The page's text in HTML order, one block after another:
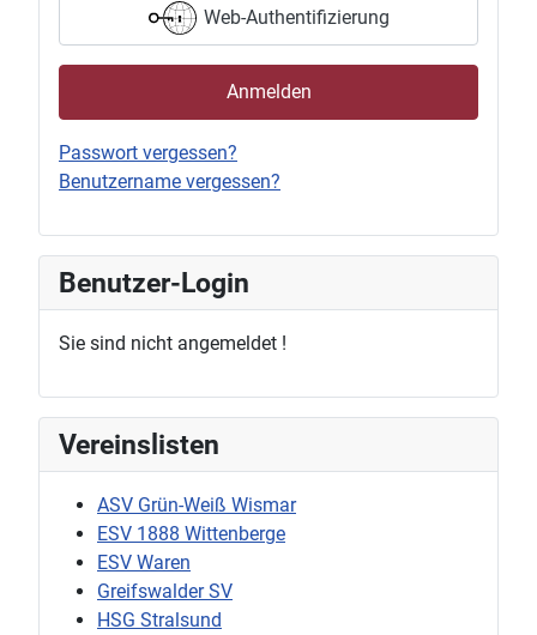
Web-Authentifizierung
Anmelden
Passwort vergessen?
Benutzername vergessen?
Benutzer-Login
Sie sind nicht angemeldet !
Vereinslisten
ASV Grün-Weiß Wismar
ESV 1888 Wittenberge
ESV Waren
Greifswalder SV
HSG Stralsund